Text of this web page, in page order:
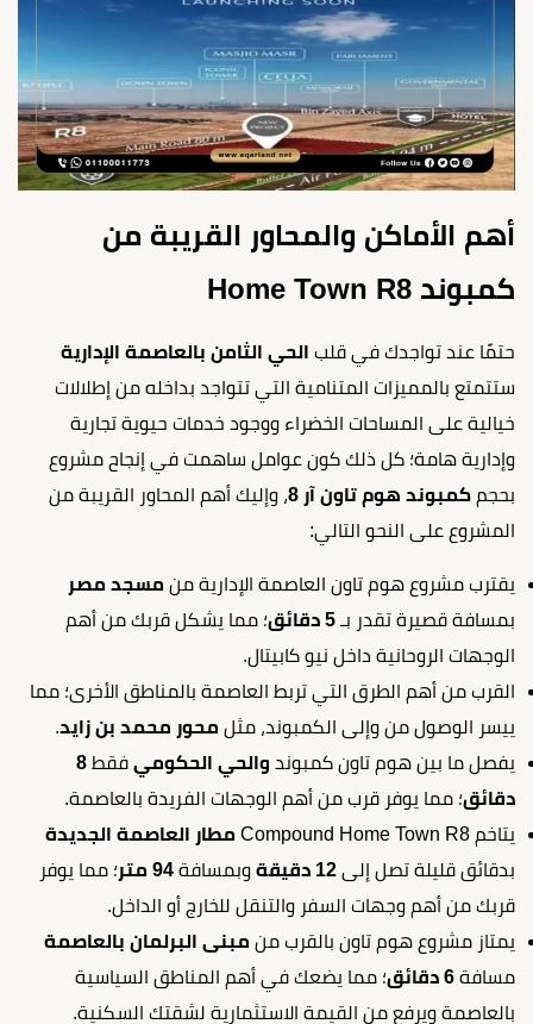
أهم الأماكن والمحاور القريبة من
كمبوند Home Town R8
حتمًا عند تواجدك في قلب الحي الثامن بالعاصمة الإدارية
ستتمتع بالمميزات المتنامية التي تتواجد بداخله من إطلالات
خيالية على المساحات الخضراء ووجود خدمات حيوية تجارية
وإدارية هامة؛ كل ذلك كون عوامل ساهمت في إنجاح مشروع
بحجم كمبوند هوم تاون آر 8
، وإليك أهم المحاور القريبة من
المشروع على النحو التالي:
يقترب مشروع هوم تاون العاصمة الإدارية من مسجد مصر
بمسافة قصيرة تقدر بـ 5 دقائق
؛ مما يشكل قربك من أهم
الوجهات الروحانية داخل نيو كابيتال.
القرب من أهم الطرق التي تربط العاصمة بالمناطق الأخرى؛ مما
ييسر الوصول من وإلى الكمبوند، مثل محور محمد بن زايد.
يفصل ما بين هوم تاون كمبوند والحي الحكومي فقط 8
دقائق؛ مما يوفر قرب من أهم الوجهات الفريدة بالعاصمة.
يتاخم Compound Home Town R8
مطار العاصمة الجديدة
بدقائق قليلة تصل إلى 12 دقيقة وبمسافة 94 متر
؛ مما يوفر
قربك من أهم وجهات السفر والتنقل للخارج أو الداخل.
يمتاز مشروع هوم تاون بالقرب من مبنى البرلمان بالعاصمة
مسافة 6 دقائق
؛ مما يضعك في أهم المناطق السياسية
بالعاصمة ويرفع من القيمة الاستثمارية لشقتك السكنية.